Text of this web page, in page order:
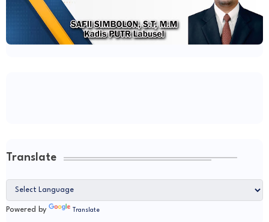
Translate
Powered by Translate